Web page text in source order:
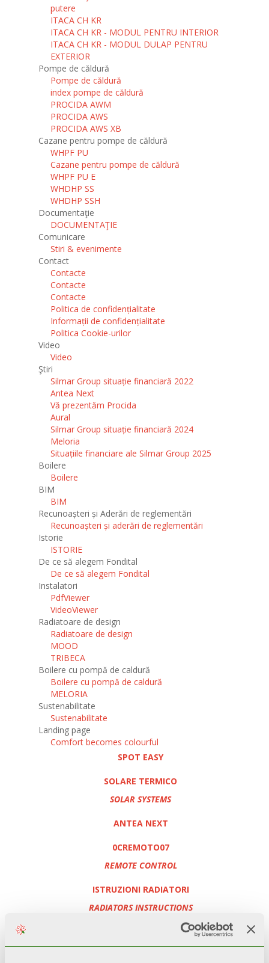
putere
ITACA CH KR
ITACA CH KR - MODUL PENTRU INTERIOR
ITACA CH KR - MODUL DULAP PENTRU
EXTERIOR
Pompe de căldură
Pompe de căldură
index pompe de căldură
PROCIDA AWM
PROCIDA AWS
PROCIDA AWS XB
Cazane pentru pompe de căldură
WHPF PU
Cazane pentru pompe de căldură
WHPF PU E
WHDHP SS
WHDHP SSH
Documentaţie
DOCUMENTAŢIE
Comunicare
Stiri & evenimente
Contact
Contacte
Contacte
Contacte
Politica de confidențialitate
Informații de confidențialitate
Politica Cookie-urilor
Video
Video
Ştiri
Silmar Group situație financiară 2022
Antea Next
Vă prezentăm Procida
Aural
Silmar Group situație financiară 2024
Meloria
Situațiile financiare ale Silmar Group 2025
Boilere
Boilere
BIM
BIM
Recunoașteri și Aderări de reglementări
Recunoașteri și aderări de reglementări
Istorie
ISTORIE
De ce să alegem Fondital
De ce să alegem Fondital
Instalatori
PdfViewer
VideoViewer
Radiatoare de design
Radiatoare de design
MOOD
TRIBECA
Boilere cu pompă de caldură
Boilere cu pompă de caldură
MELORIA
Sustenabilitate
Sustenabilitate
Landing page
Comfort becomes colourful
SPOT EASY
SOLARE TERMICO
SOLAR SYSTEMS
ANTEA NEXT
0CREMOTO07
REMOTE CONTROL
ISTRUZIONI RADIATORI
RADIATORS INSTRUCTIONS
INSTALEAZA O POMPĂ DE CĂLDURĂ